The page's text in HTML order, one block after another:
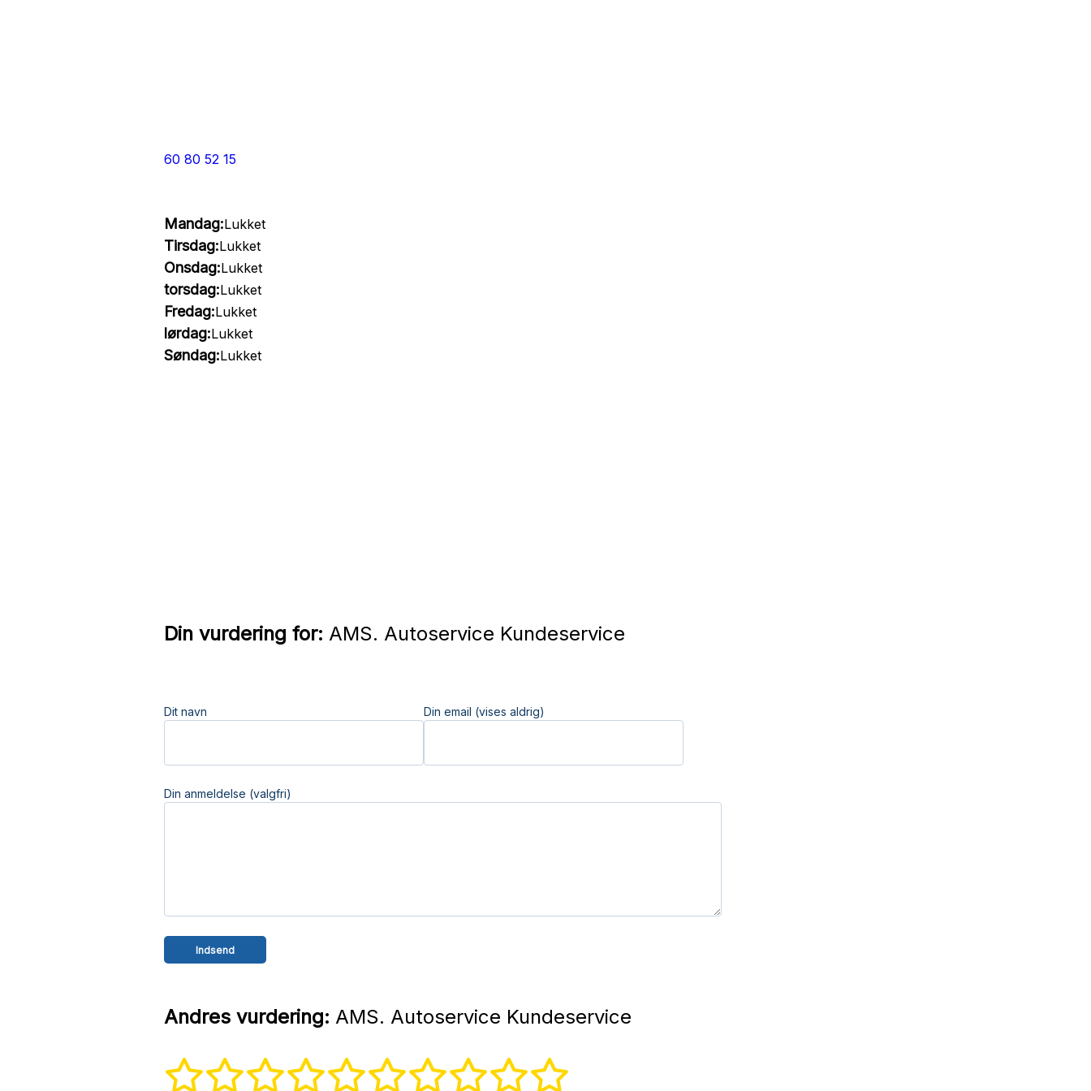
60 80 52 15
Mandag:Lukket
Tirsdag:Lukket
Onsdag:Lukket
torsdag:Lukket
Fredag:Lukket
lørdag:Lukket
Søndag:Lukket
Din vurdering for: AMS. Autoservice Kundeservice
Dit navn Din email (vises aldrig)
Din anmeldelse (valgfri)
Andres vurdering: AMS. Autoservice Kundeservice